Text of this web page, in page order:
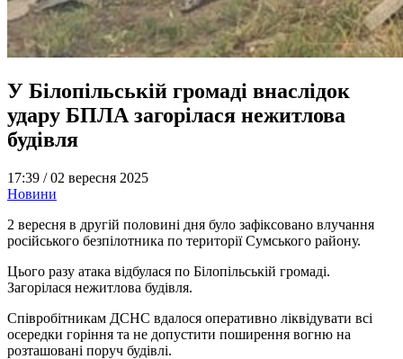
У Білопільській громаді внаслідок
удару БПЛА загорілася нежитлова
будівля
17:39 /02 вересня 2025
Новини
2 вересня в другій половині дня було зафіксовано влучання
російського безпілотника по території Сумського району.
Цього разу атака відбулася по Білопільській громаді.
Загорілася нежитлова будівля.
Співробітникам ДСНС вдалося оперативно ліквідувати всі
осередки горіння та не допустити поширення вогню на
розташовані поруч будівлі.